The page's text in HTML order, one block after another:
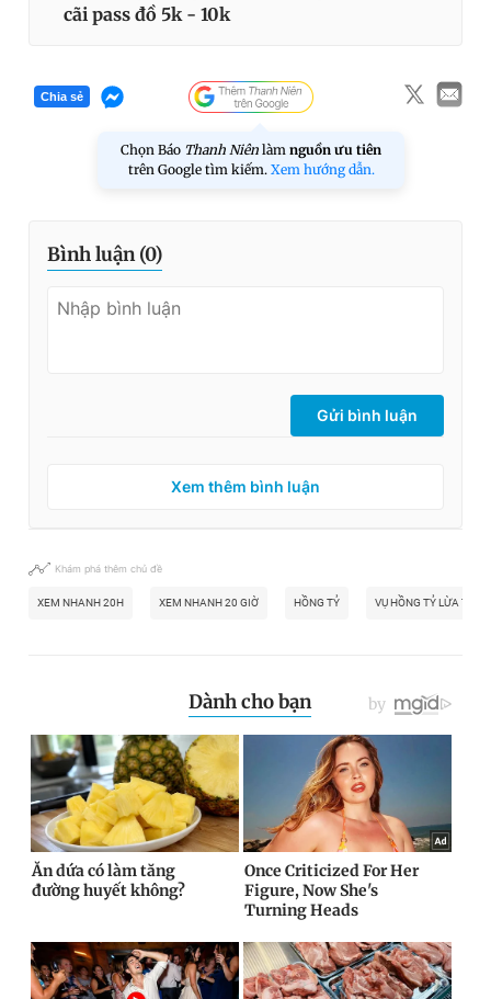
cãi pass đồ 5k - 10k
Chia sẻ
Chọn Báo Thanh Niên làm nguồn ưu tiên
trên Google tìm kiếm. Xem hướng dẫn.
Bình luận (0)
Gửi bình luận
Xem thêm bình luận
Khám phá thêm chủ đề
XEM NHANH 20H XEM NHANH 20 GIỜ HỒNG TỶ VỤ HỒNG TỶ LỪA TÌNH